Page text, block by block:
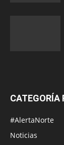
CATEGORÍA
#AlertaNorte
Noticias